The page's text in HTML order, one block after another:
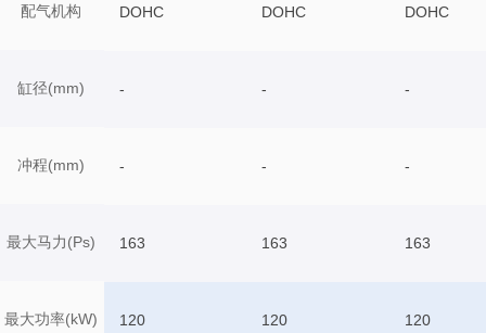
配气机构
缸径(mm)
冲程(mm)
最大马力(Ps)
最大功率(kW)
DOHC DOHC DOHC
- - -
- - -
163 163 163
120 120 120